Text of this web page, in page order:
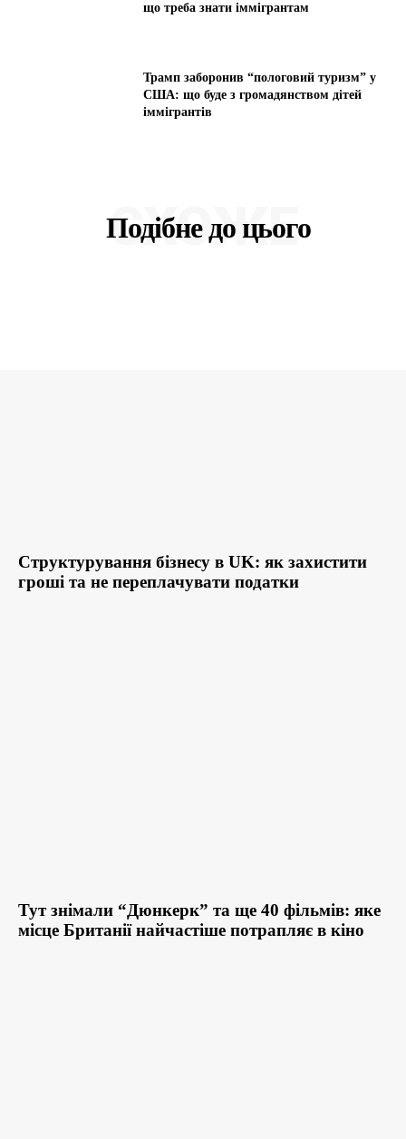
що треба знати іммігрантам
Трамп заборонив “пологовий туризм” у
США: що буде з громадянством дітей
іммігрантів
Подібне до цього
СХОЖЕ
Структурування бізнесу в UK: як захистити
гроші та не переплачувати податки
Тут знімали “Дюнкерк” та ще 40 фільмів: яке
місце Британії найчастіше потрапляє в кіно